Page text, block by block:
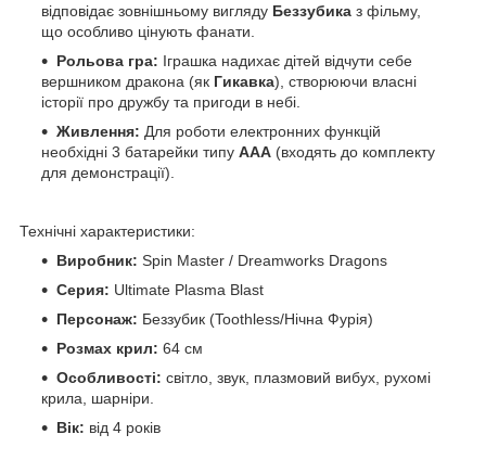
відповідає зовнішньому вигляду Беззубика з фільму,
що особливо цінують фанати.
Рольова гра: Іграшка надихає дітей відчути себе
вершником дракона (як Гикавка), створюючи власні
історії про дружбу та пригоди в небі.
Живлення: Для роботи електронних функцій
необхідні 3 батарейки типу AAA (входять до комплекту
для демонстрації).
Технічні характеристики:
Виробник: Spin Master / Dreamworks Dragons
Серия: Ultimate Plasma Blast
Персонаж: Беззубик (Toothless/Нічна Фурія)
Розмах крил: 64 см
Особливості: світло, звук, плазмовий вибух, рухомі
крила, шарніри.
Вік: від 4 років